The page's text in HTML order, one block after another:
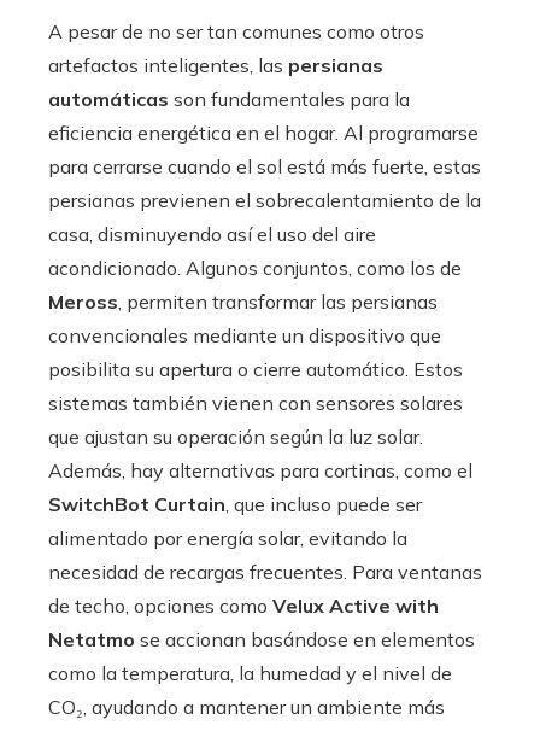
A pesar de no ser tan comunes como otros
artefactos inteligentes, las persianas
automáticas son fundamentales para la
eficiencia energética en el hogar. Al programarse
para cerrarse cuando el sol está más fuerte, estas
persianas previenen el sobrecalentamiento de la
casa, disminuyendo así el uso del aire
acondicionado. Algunos conjuntos, como los de
Meross, permiten transformar las persianas
convencionales mediante un dispositivo que
posibilita su apertura o cierre automático. Estos
sistemas también vienen con sensores solares
que ajustan su operación según la luz solar.
Además, hay alternativas para cortinas, como el
SwitchBot Curtain, que incluso puede ser
alimentado por energía solar, evitando la
necesidad de recargas frecuentes. Para ventanas
de techo, opciones como Velux Active with
Netatmo se accionan basándose en elementos
como la temperatura, la humedad y el nivel de
CO₂, ayudando a mantener un ambiente más